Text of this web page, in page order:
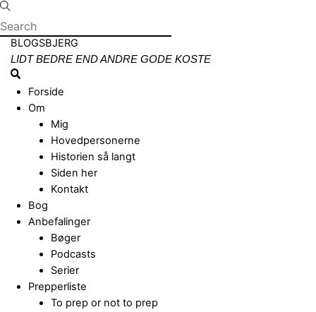
Skip
to
content
Menu
BLOGSBJERG
LIDT BEDRE END ANDRE GODE KOSTE
Search
Forside
Om
Mig
Hovedpersonerne
Historien så langt
Siden her
Kontakt
Bog
Anbefalinger
Bøger
Podcasts
Serier
Prepperliste
To prep or not to prep